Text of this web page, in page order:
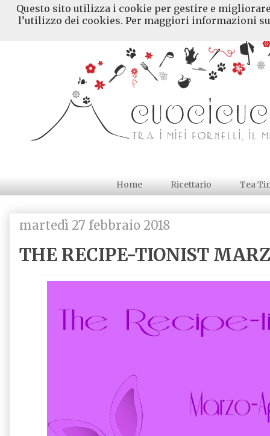
Home Ricettario Tea
martedì 27 febbraio 2018
THE RECIPE-TIONIST
Questo sito utilizza i cookie per gestire e
l’utilizzo dei cookies. Per maggiori informazioni